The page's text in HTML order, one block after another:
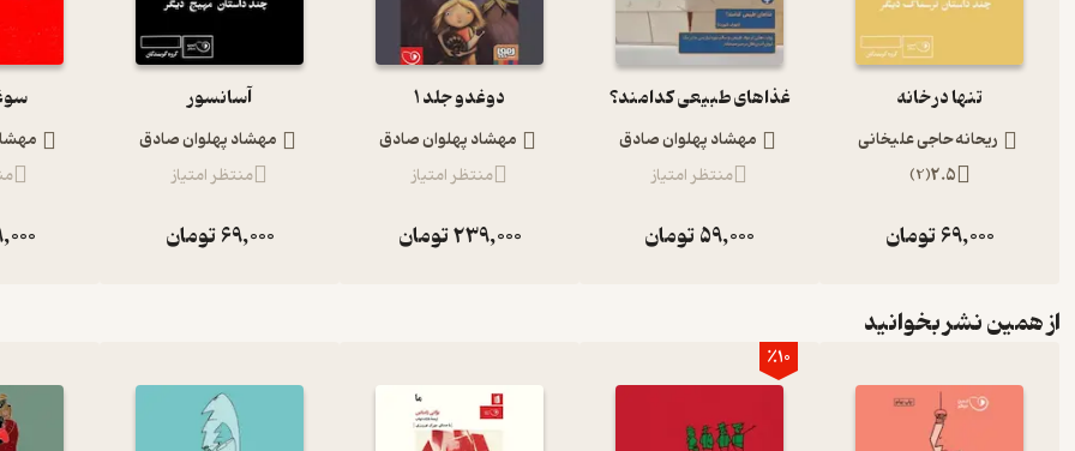
تنها در خانه
ریحانه حاجی علیخانی
2.5
(
2
)
69,000تومان
غذاهای طبیعی کدامند؟
مهشاد پهلوان صادق
منتظر امتیاز
59,000تومان
دوغدو جلد 1
مهشاد پهلوان صادق
منتظر امتیاز
239,000تومان
آسانسور
مهشاد پهلوان صادق
منتظر امتیاز
69,000تومان
از همین نشر بخوانید
٪10